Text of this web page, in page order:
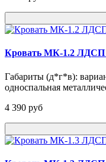
Кровать МК-1.2 ЛДСП
Габариты (д*г*в):
односпальная
4 390 pуб